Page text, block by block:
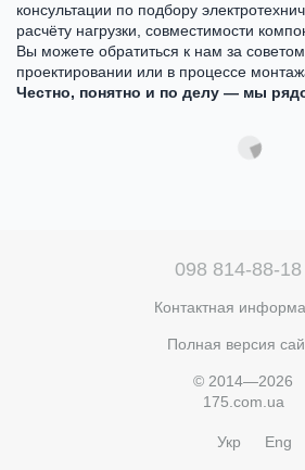
консультации по подбору
расчёту нагрузки, совместимости
Вы можете обратиться к нам за
проектировании или в процессе
Честно, понятно и по делу — мы
098 814-88-18
Контактная
Полная версия
© 2014—2026
175.com.ua
Укр Eng